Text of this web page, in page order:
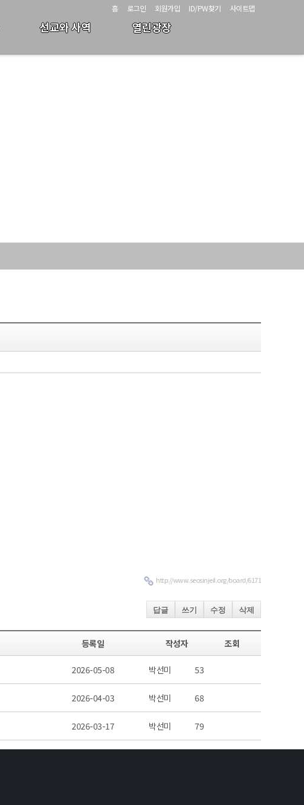
선교와 사역 열린광장
홈 로그인 회원가입 ID/PW찾기 사이트맵
http://www.seosinjeil.org/board/6171
답글 쓰기 수정 삭제
등록일 작성자 조회
2026-05-08 박선미 53
2026-04-03 박선미 68
2026-03-17 박선미 79